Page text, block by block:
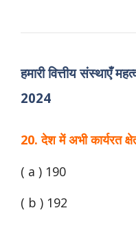
हमारी वित्तीय संस्थाएँ
2024
20. देश में अभी कार्यरत
( a ) 190
( b ) 192